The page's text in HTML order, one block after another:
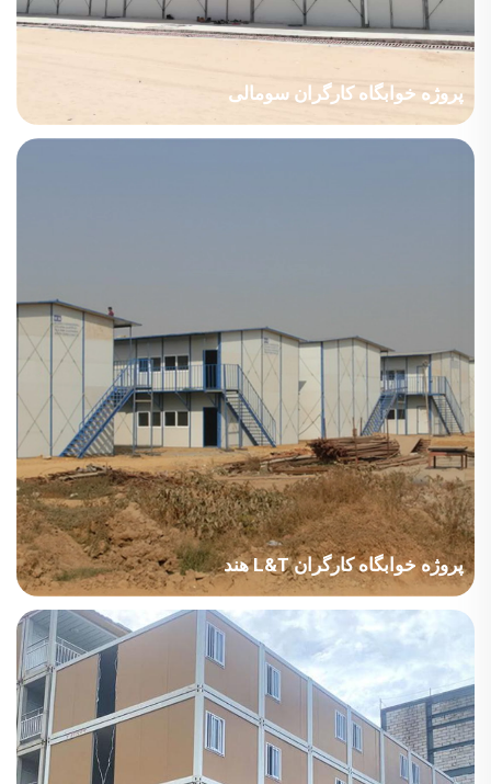
پروژه خوابگاه کارگران سومالی
کشور: سومالی صنعت پروژه: ساخت و ساز مساحت ساختمان: 2,970
پروژه خوابگاه کارگران L&T هند
کشور: هند صنعت پروژه: ساخت و ساز مساحت ساختمان: 50000 متر
مربع دوره ساخت: 2011 تا 2014 نکات اصلی در نظر گرفته شده: پروژه
هند با دمای بالا و هوا بسیار مرطوب در طول سال. خانه‌ها نیازمند نصب
سریع و...